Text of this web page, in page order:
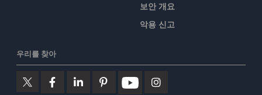
보안 개요
악용 신고
우리를 찾아